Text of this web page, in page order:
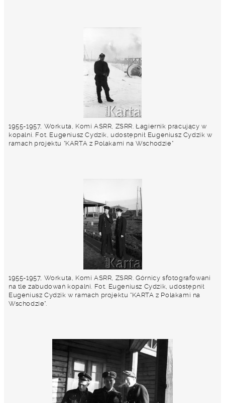
1955-1957, Workuta, Komi ASRR, ZSRR. Łagiernik pracujący w
kopalni. Fot. Eugeniusz Cydzik, udostępnił Eugeniusz Cydzik w
ramach projektu "KARTA z Polakami na Wschodzie"
1955-1957, Workuta, Komi ASRR, ZSRR. Górnicy sfotografowani
na tle zabudowań kopalni. Fot. Eugeniusz Cydzik, udostępnił
Eugeniusz Cydzik w ramach projektu "KARTA z Polakami na
Wschodzie".